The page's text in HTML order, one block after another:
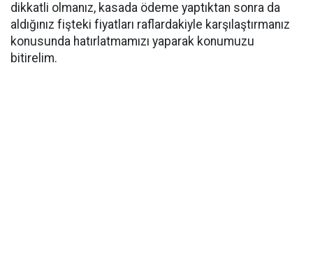
dikkatli olmanız, kasada ödeme yaptıktan sonra da
aldığınız fişteki fiyatları raflardakiyle karşılaştırmanız
konusunda hatırlatmamızı yaparak konumuzu
bitirelim.